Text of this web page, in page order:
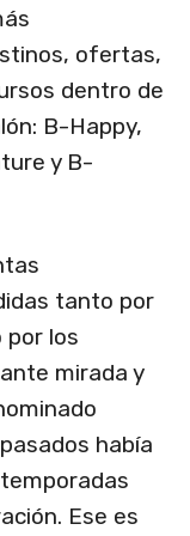
ofertas,
dentro de
B-Happy,
y B-
tanto por
por los
mirada y
había
Ese es